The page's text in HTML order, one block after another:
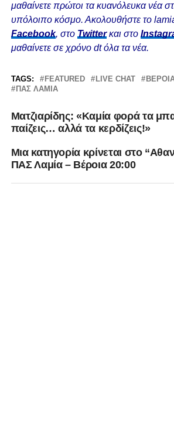
μαθαίνετε πρώτοι τα κυανόλευκα νέα
υπόλοιπο κόσμο. Ακολουθήστε το
Facebook, στο Twitterκαι στο
μαθαίνετε σε χρόνο dt όλα τα νέα.
TAGS: FEATURED LIVE CHAT
ΠΑΣ ΛΑΜΙΑ
Ματζιαρίδης: «Καμία φορά τα
παίζεις… αλλά τα κερδίζεις!»
Μια κατηγορία κρίνεται στο
ΠΑΣ Λαμία – Βέροια 20:00